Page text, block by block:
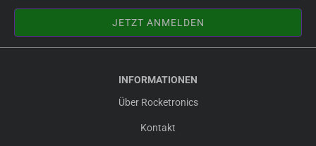
INFORMATIONEN
Über Rocketronics
Kontakt